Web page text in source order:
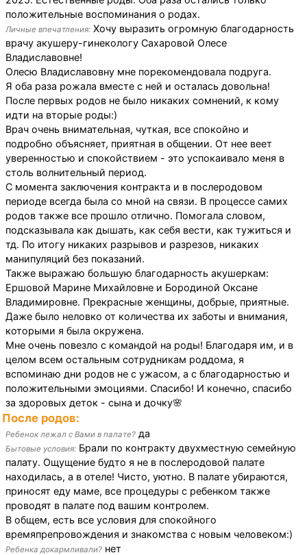
положительные воспоминания о родах.
Личные впечатления: Хочу выразить огромную благодарность
врачу акушеру-гинекологу Сахаровой Олесе
Владиславовне!
Олесю Владиславовну мне порекомендовала подруга.
Я оба раза рожала вместе с ней и осталась довольна!
После первых родов не было никаких сомнений, к кому
идти на вторые роды:)
Врач очень внимательная, чуткая, все спокойно и
подробно объясняет, приятная в общении. От нее веет
уверенностью и спокойствием - это успокаивало меня в
столь волнительный период.
С момента заключения контракта и в послеродовом
периоде всегда была со мной на связи. В процессе самих
родов также все прошло отлично. Помогала словом,
подсказывала как дышать, как себя вести, как тужиться и
тд. По итогу никаких разрывов и разрезов, никаких
манипуляций без показаний.
Также выражаю большую благодарность акушеркам:
Ершовой Марине Михайловне и Бородиной Оксане
Владимировне. Прекрасные женщины, добрые, приятные.
Даже было неловко от количества их заботы и внимания,
которыми я была окружена.
Мне очень повезло с командой на роды! Благодаря им, и в
целом всем остальным сотрудникам роддома, я
вспоминаю дни родов не с ужасом, а с благодарностью и
положительными эмоциями. Спасибо! И конечно, спасибо
за здоровых деток - сына и дочку🌸
После родов:
Ребенок лежал с Вами в палате? да
Бытовые условия: Брали по контракту двухместную семейную
палату. Ощущение будто я не в послеродовой палате
находилась, а в отеле! Чисто, уютно. В палате убираются,
приносят еду маме, все процедуры с ребенком также
проводят в палате под вашим контролем.
В общем, есть все условия для спокойного
времяпрепровождения и знакомства с новым человеком:)
Ребенка докармливали? нет